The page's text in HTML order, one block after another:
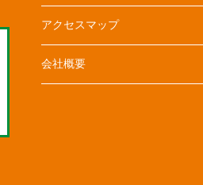
アクセスマップ
会社概要